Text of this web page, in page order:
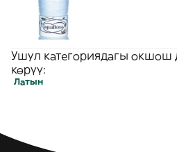
Ушул категориядагы окшош
көрүү:
Латын